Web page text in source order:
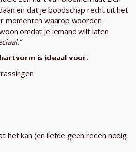
en dat je boodschap recht uit het
momenten waarop woorden
omdat je iemand wilt laten
is ideaal voor:
het kan (en liefde geen reden nodig